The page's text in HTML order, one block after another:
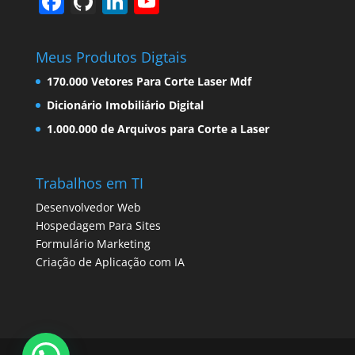
c
e
b
o
k
H
u
b
k
e
dI
n
u
T
u
b
a
n
Meus Produtos Digtais
170.000 Vetores Para Corte Laser Mdf
Dicionário Imobiliário Digital
1.000.000 de Arquivos para Corte a Laser
Trabalhos em TI
Desenvolvedor Web
Hospedagem Para Sites
Formulário Marketing
Criação de Aplicação com IA